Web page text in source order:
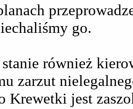
go.
stanie również
zarzut
jest